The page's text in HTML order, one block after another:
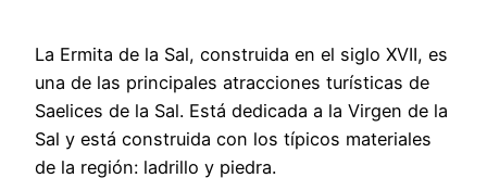
La Ermita de la Sal, construida en el siglo XVII, es
una de las principales atracciones turísticas de
Saelices de la Sal. Está dedicada a la Virgen de la
Sal y está construida con los típicos materiales
de la región: ladrillo y piedra.